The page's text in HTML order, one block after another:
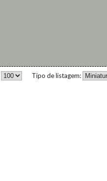
Tipo de listagem: